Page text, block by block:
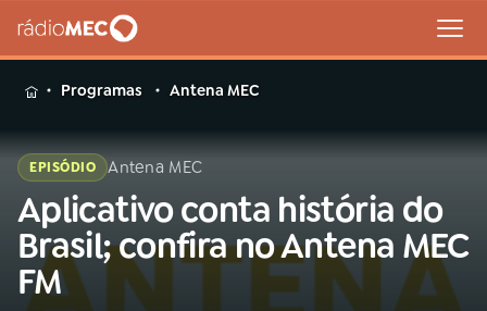
MENU
Buscar
na
Rádio
MEC
Buscar
Programas Antena MEC
EPISÓDIO Antena MEC
Aplicativo conta história do
Brasil; confira no Antena MEC
FM